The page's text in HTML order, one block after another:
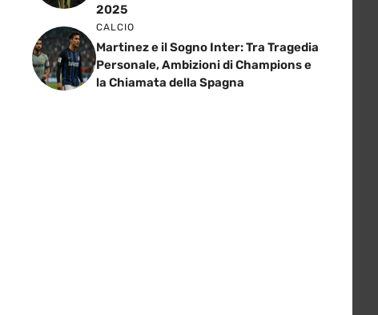
2025
CALCIO
Martinez e il Sogno Inter: Tra Tragedia
Personale, Ambizioni di Champions e
la Chiamata della Spagna